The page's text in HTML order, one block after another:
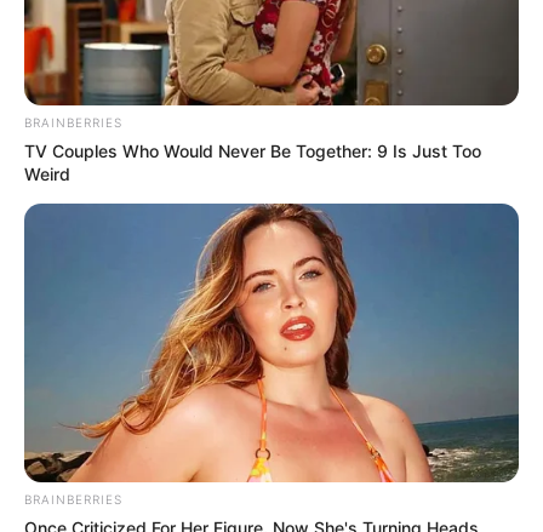
BRAINBERRIES
TV Couples Who Would Never Be Together: 9 Is Just Too
Weird
BRAINBERRIES
Once Criticized For Her Figure, Now She's Turning Heads